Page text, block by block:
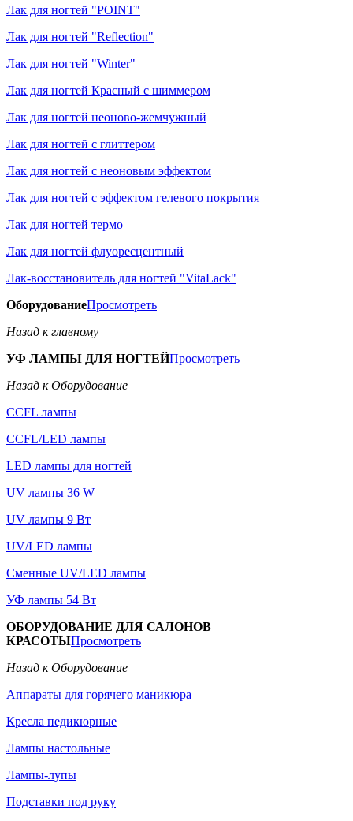
Лак для ногтей "POINT"
Лак для ногтей "Reflection"
Лак для ногтей "Winter"
Лак для ногтей Красный с шиммером
Лак для ногтей неоново-жемчужный
Лак для ногтей с глиттером
Лак для ногтей с неоновым эффектом
Лак для ногтей с эффектом гелевого покрытия
Лак для ногтей термо
Лак для ногтей флуоресцентный
Лак-восстановитель для ногтей "VitaLack"
ОборудованиеПросмотреть
Назад к главному
УФ ЛАМПЫ ДЛЯ НОГТЕЙПросмотреть
Назад к Оборудование
CCFL лампы
CCFL/LED лампы
LED лампы для ногтей
UV лампы 36 W
UV лампы 9 Вт
UV/LED лампы
Сменные UV/LED лампы
УФ лампы 54 Вт
ОБОРУДОВАНИЕ ДЛЯ САЛОНОВ
КРАСОТЫПросмотреть
Назад к Оборудование
Аппараты для горячего маникюра
Кресла педикюрные
Лампы настольные
Лампы-лупы
Подставки под руку